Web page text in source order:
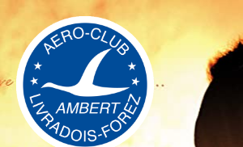
contenu